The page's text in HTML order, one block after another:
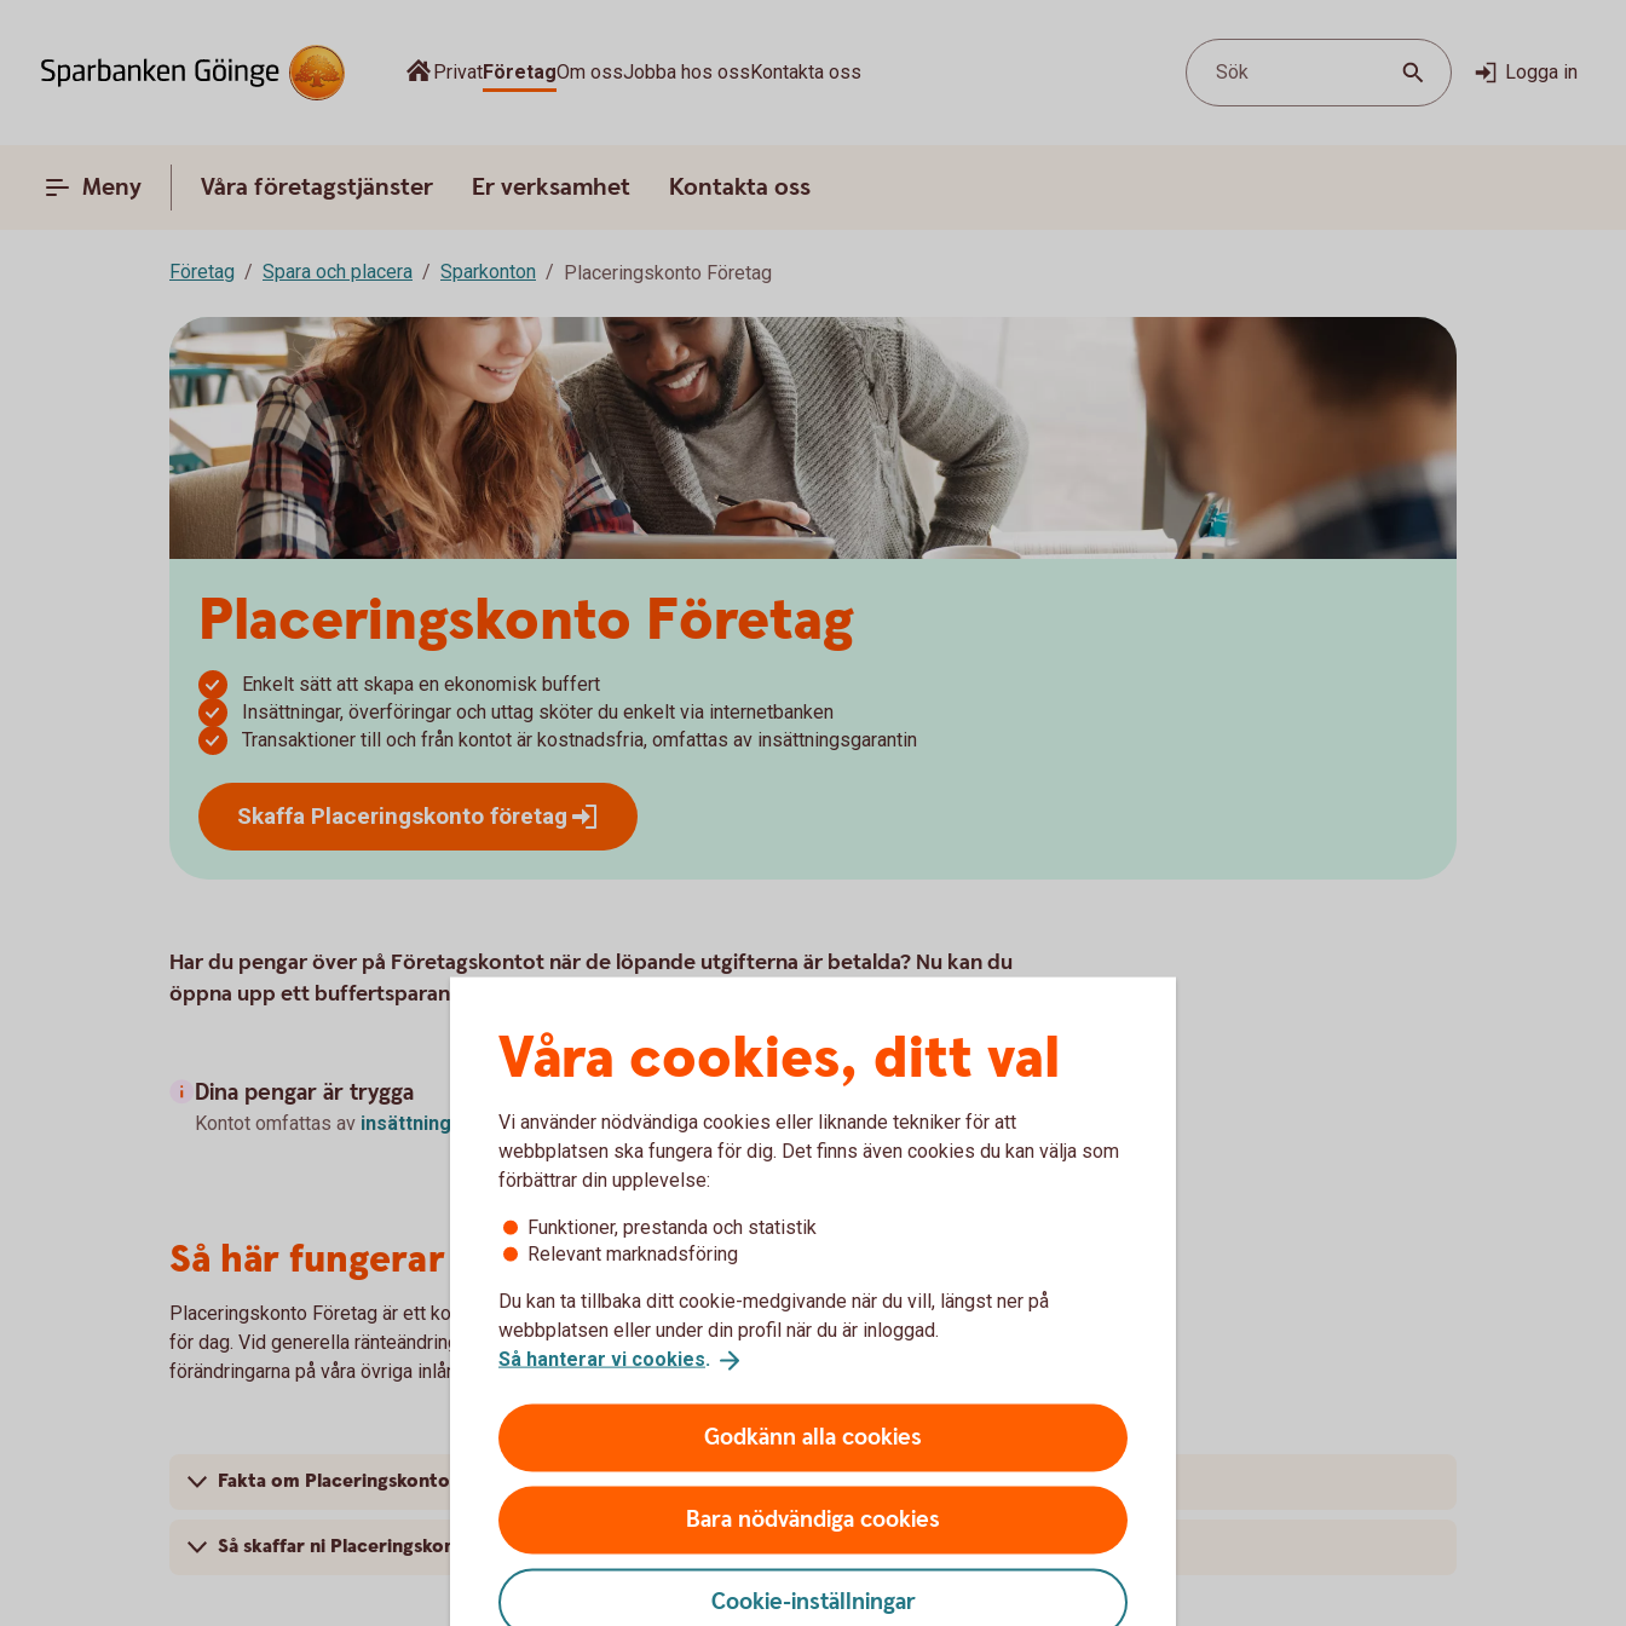
PrivatFöretagOm ossJobba hos ossKontakta oss Sök Logga in
Meny Våra företagstjänster Er verksamhet Kontakta oss
Företag Spara och placera Sparkonton Placeringskonto Företag
Placeringskonto Företag
Enkelt sätt att skapa en ekonomisk buffert
Insättningar, överföringar och uttag sköter du enkelt via internetbanken
Transaktioner till och från kontot är kostnadsfria, omfattas av insättningsgarantin
Skaffa Placeringskonto företag
Har du pengar över på Företagskontot när de löpande utgifterna är betalda? Nu kan du
öppna upp ett buffertsparande direkt i internetbanken.
Dina pengar är trygga
Kontot omfattas av insättningsgarantin
Så här fungerar Placeringskonto Företag
Placeringskonto Företag är ett komplement till våra övriga konton. Räntan beräknas dag
för dag. Vid generella ränteändringar på grund av ändrade marknadsräntor följer räntan
förändringarna på våra övriga inlåningskonton.
Fakta om Placeringskonto företag
Så skaffar ni Placeringskonto företag
Våra cookies, ditt val
Vi använder nödvändiga cookies eller liknande tekniker för att
webbplatsen ska fungera för dig. Det finns även cookies du kan välja som
förbättrar din upplevelse:
Funktioner, prestanda och statistik
Relevant marknadsföring
Du kan ta tillbaka ditt cookie-medgivande när du vill, längst ner på
webbplatsen eller under din profil när du är inloggad.
Så hanterar vi cookies.
Godkänn alla cookies
Bara nödvändiga cookies
Cookie-inställningar